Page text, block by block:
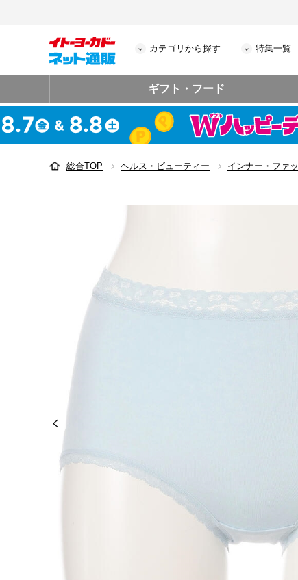
カテゴリから探す 特集一覧
ギフト・フード
総合TOP ヘルス・ビューティー インナー・ファ